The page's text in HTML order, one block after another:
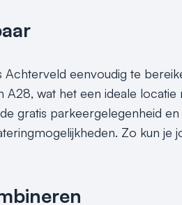
eenvoudig te
A28, wat het een ideale
gratis parkeergelegenheid
Zo kun